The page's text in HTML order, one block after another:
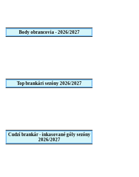
Body obrancovia - 2026/2027
Top brankári sezóny 2026/2027
Cudzí brankár - inkasované góly sezóny
2026/2027